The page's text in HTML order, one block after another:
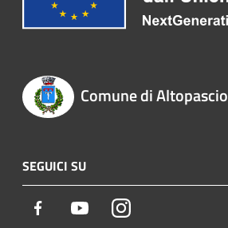
Comune di Altopascio
SEGUICI SU
Facebook YoutubeInstagram